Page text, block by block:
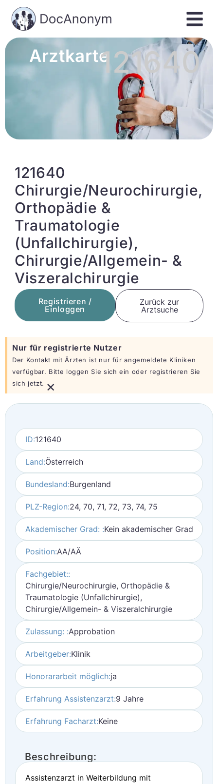
Arztkarte121640
121640
Chirurgie/Neurochirurgie,
Orthopädie &
Traumatologie
(Unfallchirurgie),
Chirurgie/Allgemein- &
Viszeralchirurgie
Registrieren /
Einloggen
Zurück zur
Arztsuche
Nur für registrierte Nutzer
Der Kontakt mit Ärzten ist nur für angemeldete Kliniken
verfügbar. Bitte loggen Sie sich ein oder registrieren Sie
sich jetzt. ×
ID:121640
Land:Österreich
Bundesland:Burgenland
PLZ-Region:24, 70, 71, 72, 73, 74, 75
Akademischer Grad: :Kein akademischer Grad
Position:AA/AÄ
Fachgebiet::
Chirurgie/Neurochirurgie, Orthopädie &
Traumatologie (Unfallchirurgie),
Chirurgie/Allgemein- & Viszeralchirurgie
Zulassung: :Approbation
Arbeitgeber:Klinik
Honorararbeit möglich:ja
Erfahrung Assistenzarzt:9 Jahre
Erfahrung Facharzt:Keine
Beschreibung:
Assistenzarzt in Weiterbildung mit